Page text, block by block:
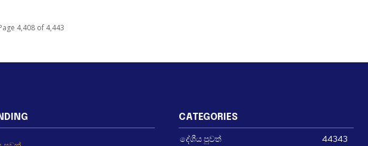
4,408 of 4,443
CATEGORIES
දේශීය පුවත් 44343